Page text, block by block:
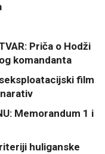
Priča o Hodži
komandanta
film
Memorandum 1 i
huliganske